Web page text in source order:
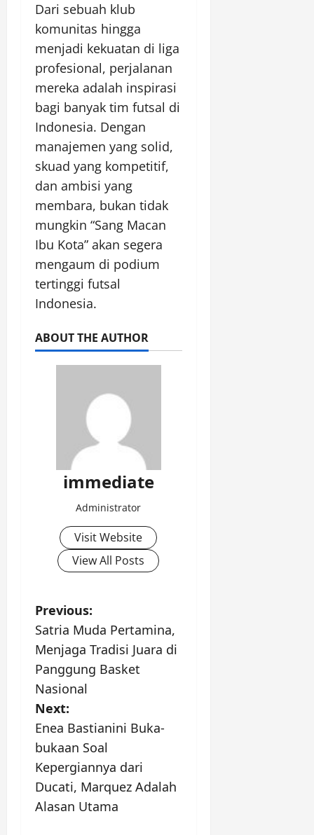
Dari sebuah klub
komunitas hingga
menjadi kekuatan di liga
profesional, perjalanan
mereka adalah inspirasi
bagi banyak tim futsal di
Indonesia. Dengan
manajemen yang solid,
skuad yang kompetitif,
dan ambisi yang
membara, bukan tidak
mungkin “Sang Macan
Ibu Kota” akan segera
mengaum di podium
tertinggi futsal
Indonesia.
ABOUT THE AUTHOR
immediate
Administrator
Visit Website
View All Posts
P
o
s
t
n
a
v
i
Previous:
Satria Muda Pertamina,
Menjaga Tradisi Juara di
Panggung Basket
Nasional
Next:
Enea Bastianini Buka-
bukaan Soal
Kepergiannya dari
Ducati, Marquez Adalah
Alasan Utama